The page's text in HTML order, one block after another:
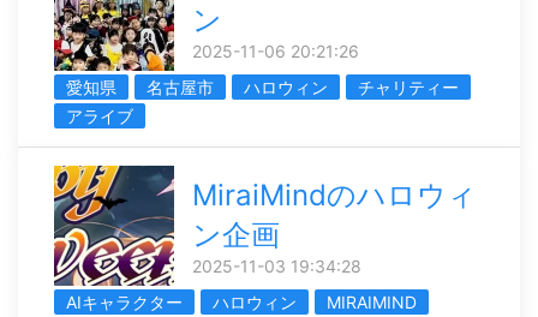
ン
2025-11-06 20:21:26
愛知県
名古屋市 ハロウィン
チャリティー
アライブ
MiraiMindのハロウィ
ン企画
2025-11-03 19:34:28
AIキャラクター
ハロウィン MIRAIMIND